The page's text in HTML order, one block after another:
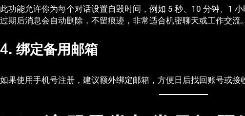
此功能允许你为每个对话设置自毁时间，例如 5 秒、10 分钟、1 小
过期后消息会自动删除，不留痕迹，非常适合机密聊天或工作交流。
4. 绑定备用邮箱
如果使用手机号注册，建议额外绑定邮箱，方便日后找回账号或接